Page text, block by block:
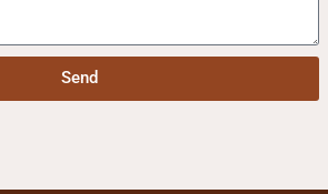
Send